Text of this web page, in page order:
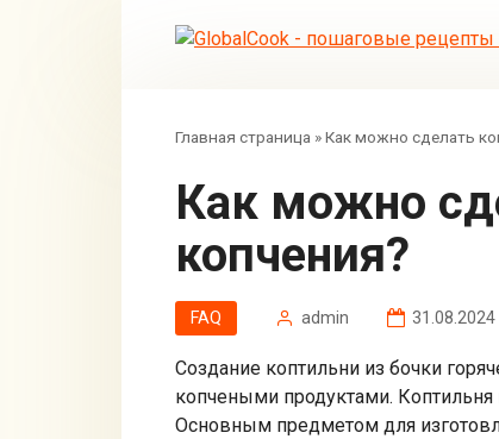
Главная страница »Как можно сделать
Как можно сделать коптильню из бочки горячего
копчения?
FAQ admin 31.08.2024
Создание коптильни из бочки
копчеными продуктами.
Основным предметом для